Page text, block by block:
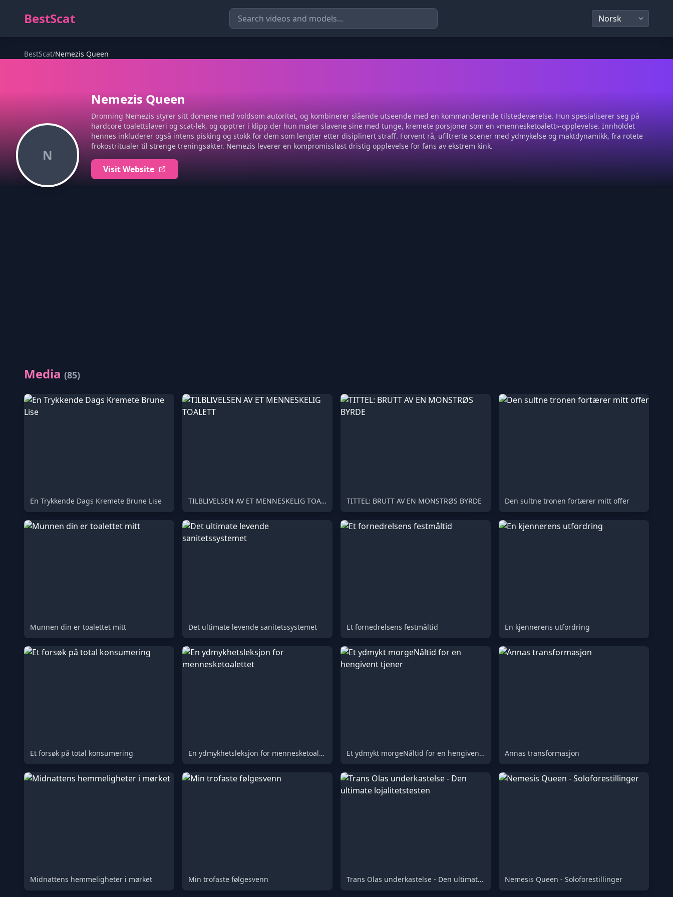
BestScat
BestScat/Nemezis Queen
N
Nemezis Queen
Dronning Nemezis styrer sitt domene med voldsom autoritet, og kombinerer slående utseende med en kommanderende tilstedeværelse. Hun spesialiserer seg på
hardcore toalettslaveri og scat-lek, og opptrer i klipp der hun mater slavene sine med tunge, kremete porsjoner som en «mennesketoalett»-opplevelse. Innholdet
hennes inkluderer også intens pisking og stokk for dem som lengter etter disiplinert straff. Forvent rå, ufiltrerte scener med ydmykelse og maktdynamikk, fra rotete
frokostritualer til strenge treningsøkter. Nemezis leverer en kompromissløst dristig opplevelse for fans av ekstrem kink.
Visit Website
Media (85)
En Trykkende Dags Kremete Brune Lise TILBLIVELSEN AV ET MENNESKELIG TOALETT TITTEL: BRUTT AV EN MONSTRØS BYRDE Den sultne tronen fortærer mitt offer
Munnen din er toalettet mitt Det ultimate levende sanitetssystemet Et fornedrelsens festmåltid En kjennerens utfordring
Et forsøk på total konsumering En ydmykhetsleksjon for mennesketoalettet Et ydmykt morgeNåltid for en hengivent tjener Annas transformasjon
Midnattens hemmeligheter i mørket Min trofaste følgesvenn Trans Olas underkastelse - Den ultimate lojalitetstesten Nemesis Queen - Soloforestillinger